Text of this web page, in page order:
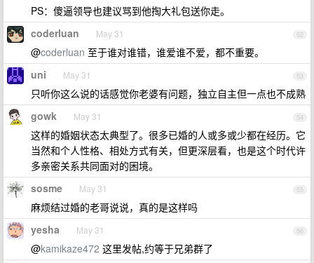
PS：傻逼领导也建议骂到他掏大礼包送你走。
52
coderluan May 31
@coderluan 至于谁对谁错，谁爱谁不爱，都不重要。
53
uni May 31
只听你这么说的话感觉你老婆有问题，独立自主但一点也不成熟
54
gowk May 31
这样的婚姻状态太典型了。很多已婚的人或多或少都在经历。它
当然和个人性格、相处方式有关，但更深层看，也是这个时代许
多亲密关系共同面对的困境。
55
sosme May 31
麻烦结过婚的老哥说说，真的是这样吗
56
yesha May 31
@kamikaze472 这里发帖,约等于兄弟群了